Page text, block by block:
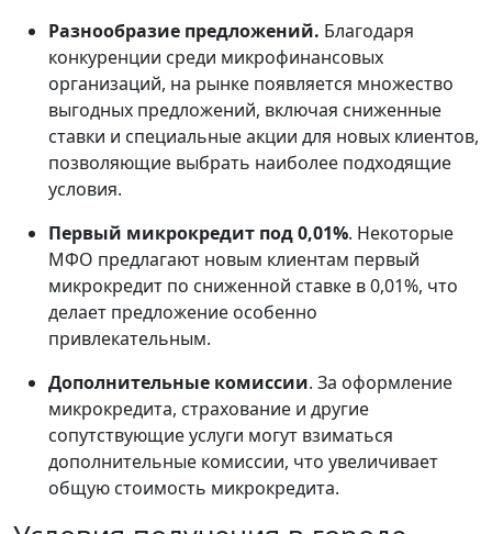
Разнообразие предложений. Благодаря
конкуренции среди микрофинансовых
организаций, на рынке появляется множество
выгодных предложений, включая сниженные
ставки и специальные акции для новых клиентов,
позволяющие выбрать наиболее подходящие
условия.
Первый микрокредит под 0,01%. Некоторые
МФО предлагают новым клиентам первый
микрокредит по сниженной ставке в 0,01%, что
делает предложение особенно
привлекательным.
Дополнительные комиссии. За оформление
микрокредита, страхование и другие
сопутствующие услуги могут взиматься
дополнительные комиссии, что увеличивает
общую стоимость микрокредита.